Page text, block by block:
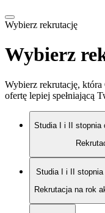
Wybierz rekrutację
Wybierz
Wybierz rekrutację,
ofertę lepiej spełniającą
Studia I i II stopnia
Studia I i II
Rekrutacja na rok